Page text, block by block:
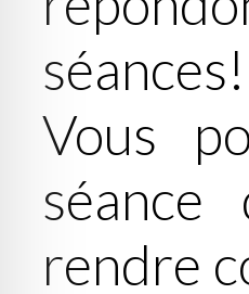
séances!
Vous
rendre